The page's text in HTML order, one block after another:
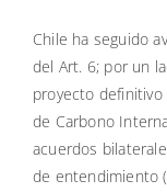
Chile ha seguido
del Art. 6; por un
proyecto
de Carbono
acuerdos
de entendimiento